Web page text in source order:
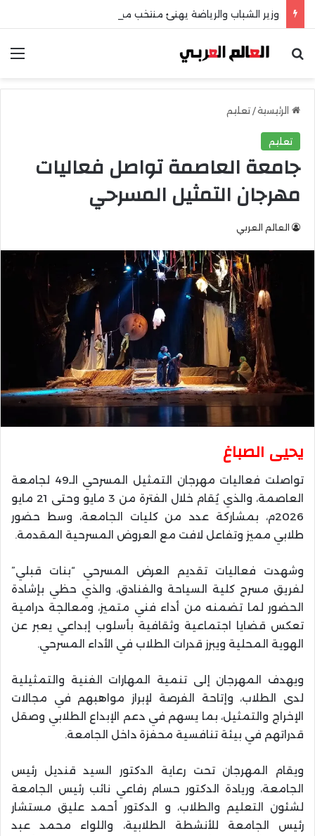
وزير الشباب والرياضة يهنئ منتخب مصر للشطرنج
بحث عن
الرئيسية/ تعليم
تعليم
جامعة العاصمة تواصل فعاليات
مهرجان التمثيل المسرحي
العالم العربي
يحيى الصباغ
تواصلت فعاليات مهرجان التمثيل المسرحي الـ49 لجامعة
العاصمة، والذي يُقام خلال الفترة من 3 مايو وحتى 21 مايو
2026م، بمشاركة عدد من كليات الجامعة، وسط حضور
طلابي مميز وتفاعل لافت مع العروض المسرحية المقدمة.
وشهدت فعاليات تقديم العرض المسرحي “بنات قبلي”
لفريق مسرح كلية السياحة والفنادق، والذي حظي بإشادة
الحضور لما تضمنه من أداء فني متميز، ومعالجة درامية
تعكس قضايا اجتماعية وثقافية بأسلوب إبداعي يعبر عن
الهوية المحلية ويبرز قدرات الطلاب في الأداء المسرحي.
ويهدف المهرجان إلى تنمية المهارات الفنية والتمثيلية
لدى الطلاب، وإتاحة الفرصة لإبراز مواهبهم في مجالات
الإخراج والتمثيل، بما يسهم في دعم الإبداع الطلابي وصقل
قدراتهم في بيئة تنافسية محفزة داخل الجامعة.
ويقام المهرجان تحت رعاية الدكتور السيد قنديل رئيس
الجامعة، وريادة الدكتور حسام رفاعي نائب رئيس الجامعة
لشئون التعليم والطلاب، و الدكتور أحمد عليق مستشار
رئيس الجامعة للأنشطة الطلابية، واللواء محمد عبد